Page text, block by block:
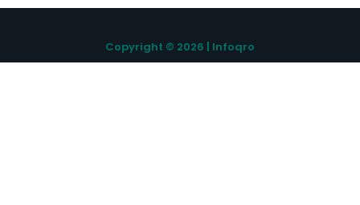
Copyright © 2026 | Infoqro